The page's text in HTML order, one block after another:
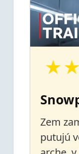
★
★
Zem
putujú